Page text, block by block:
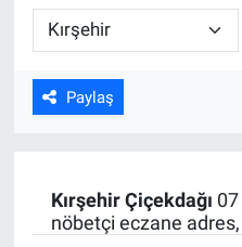
Paylaş
Kırşehir Çiçekdağı
nöbetçi eczane
Kültür Sanat
Bilim ve Teknoloji